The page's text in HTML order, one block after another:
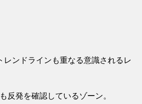
ンドラインも重なる意識されるレ
反発を確認しているゾーン。